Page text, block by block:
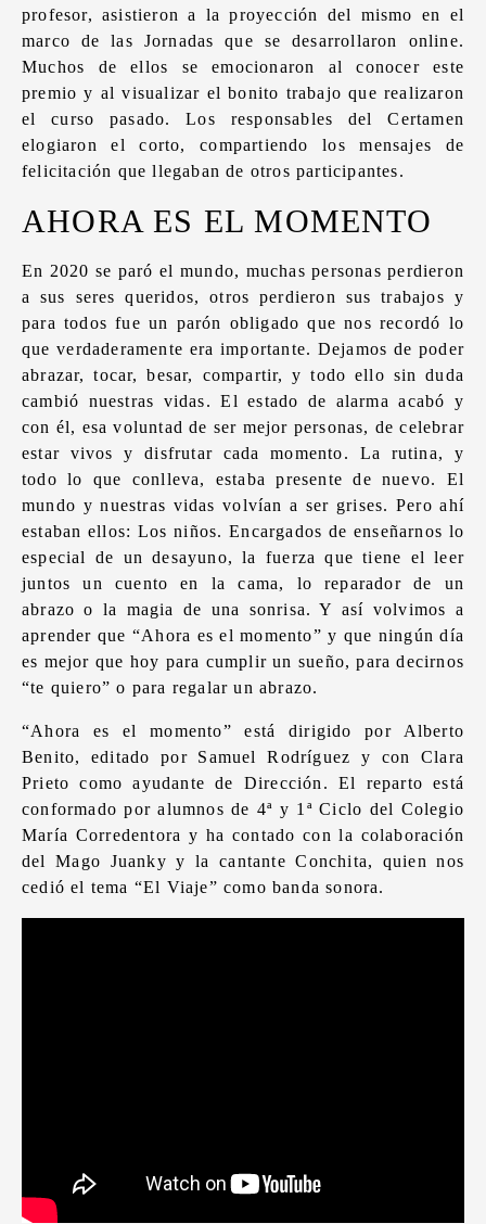
profesor, asistieron a la proyección del mismo en el
marco de las Jornadas que se desarrollaron online.
Muchos de ellos se emocionaron al conocer este
premio y al visualizar el bonito trabajo que realizaron
el curso pasado. Los responsables del Certamen
elogiaron el corto, compartiendo los mensajes de
felicitación que llegaban de otros participantes.
AHORA ES EL MOMENTO
En 2020 se paró el mundo, muchas personas perdieron
a sus seres queridos, otros perdieron sus trabajos y
para todos fue un parón obligado que nos recordó lo
que verdaderamente era importante. Dejamos de poder
abrazar, tocar, besar, compartir, y todo ello sin duda
cambió nuestras vidas. El estado de alarma acabó y
con él, esa voluntad de ser mejor personas, de celebrar
estar vivos y disfrutar cada momento. La rutina, y
todo lo que conlleva, estaba presente de nuevo. El
mundo y nuestras vidas volvían a ser grises. Pero ahí
estaban ellos: Los niños. Encargados de enseñarnos lo
especial de un desayuno, la fuerza que tiene el leer
juntos un cuento en la cama, lo reparador de un
abrazo o la magia de una sonrisa. Y así volvimos a
aprender que “Ahora es el momento” y que ningún día
es mejor que hoy para cumplir un sueño, para decirnos
“te quiero” o para regalar un abrazo.
“Ahora es el momento” está dirigido por Alberto
Benito, editado por Samuel Rodríguez y con Clara
Prieto como ayudante de Dirección. El reparto está
conformado por alumnos de 4ª y 1ª Ciclo del Colegio
María Corredentora y ha contado con la colaboración
del Mago Juanky y la cantante Conchita, quien nos
cedió el tema “El Viaje” como banda sonora.